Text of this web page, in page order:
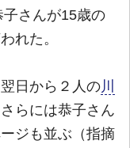
さんが15歳の
れた。
日から２人の川
らには恭子さん
ジも並ぶ（指摘